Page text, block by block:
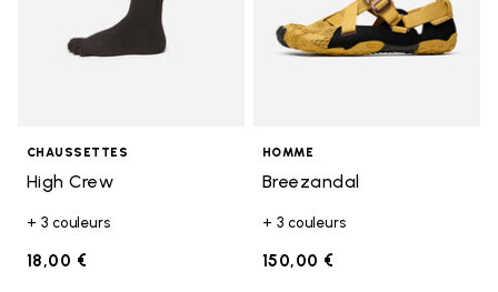
CHAUSSETTES
High Crew
+ 3 couleurs
18,00 €
HOMME
Breezandal
+ 3 couleurs
150,00 €